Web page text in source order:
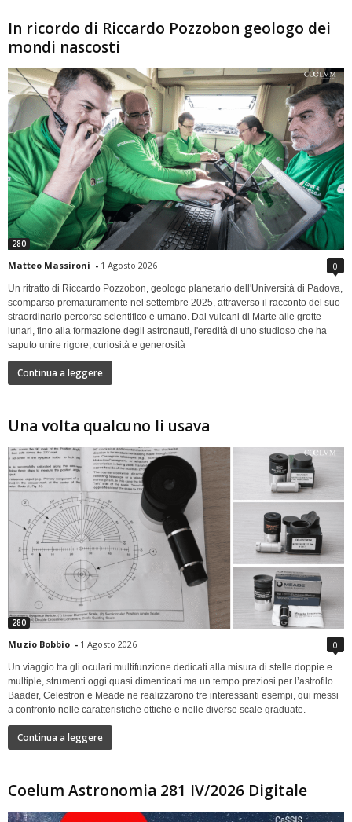
In ricordo di Riccardo Pozzobon geologo dei
mondi nascosti
280
Matteo Massironi - 1 Agosto 2026 0
Un ritratto di Riccardo Pozzobon, geologo planetario dell'Università di Padova,
scomparso prematuramente nel settembre 2025, attraverso il racconto del suo
straordinario percorso scientifico e umano. Dai vulcani di Marte alle grotte
lunari, fino alla formazione degli astronauti, l'eredità di uno studioso che ha
saputo unire rigore, curiosità e generosità
Continua a leggere
Una volta qualcuno li usava
280
Muzio Bobbio - 1 Agosto 2026 0
Un viaggio tra gli oculari multifunzione dedicati alla misura di stelle doppie e
multiple, strumenti oggi quasi dimenticati ma un tempo preziosi per l’astrofilo.
Baader, Celestron e Meade ne realizzarono tre interessanti esempi, qui messi
a confronto nelle caratteristiche ottiche e nelle diverse scale graduate.
Continua a leggere
Coelum Astronomia 281 IV/2026 Digitale